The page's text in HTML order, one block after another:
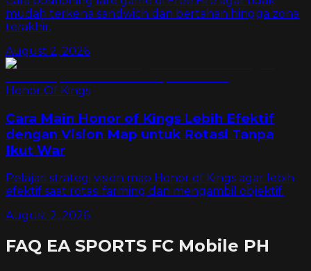
mudah terkena sandwich dan bertahan hingga zona
terakhir.
August 2, 2026
Honor Of Kings
Cara Main Honor of Kings Lebih Efektif
dengan Vision Map untuk Rotasi Tanpa
Ikut War
Pelajari strategi vision map Honor of Kings agar lebih
efektif saat rotasi farming dan mengambil objektif.
August 2, 2026
FAQ EA SPORTS FC Mobile PH